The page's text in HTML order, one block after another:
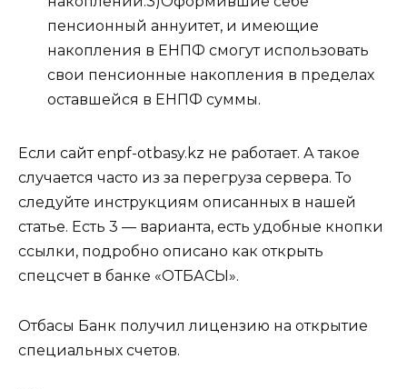
пенсионный аннуитет, и имеющие
накопления в ЕНПФ смогут использовать
свои пенсионные накопления в пределах
оставшейся в ЕНПФ суммы.
Если сайт enpf-otbasy.kz не работает. А такое
случается часто из за перегруза сервера. То
следуйте инструкциям описанных в нашей
статье. Есть 3 — варианта, есть удобные кнопки
ссылки, подробно описано как открыть
спецсчет в банке «ОТБАСЫ».
Отбасы Банк получил лицензию на открытие
специальных счетов.